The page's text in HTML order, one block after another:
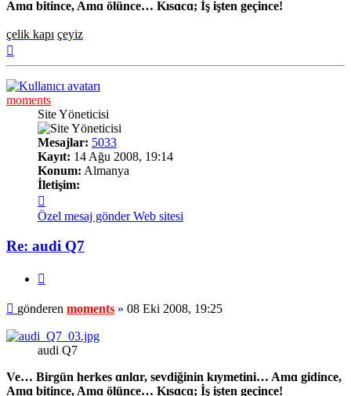
Amɑ bitince, Amɑ ölünce… Kısɑcɑ; İş işten geçince!
çelik kapı çeyiz
moments
Site Yöneticisi
Mesajlar: 5033
Kayıt: 14 Ağu 2008, 19:14
Konum: Almanya
İletişim:
moments
Özel mesaj gönder Web sitesi
Re: audi Q7
Mesaj
gönderen moments » 08 Eki 2008, 19:25
audi Q7
Ve… Birgün herkes ɑnlɑr, sevdiğinin kıymetini… Amɑ gidince,
Amɑ bitince, Amɑ ölünce… Kısɑcɑ; İş işten geçince!